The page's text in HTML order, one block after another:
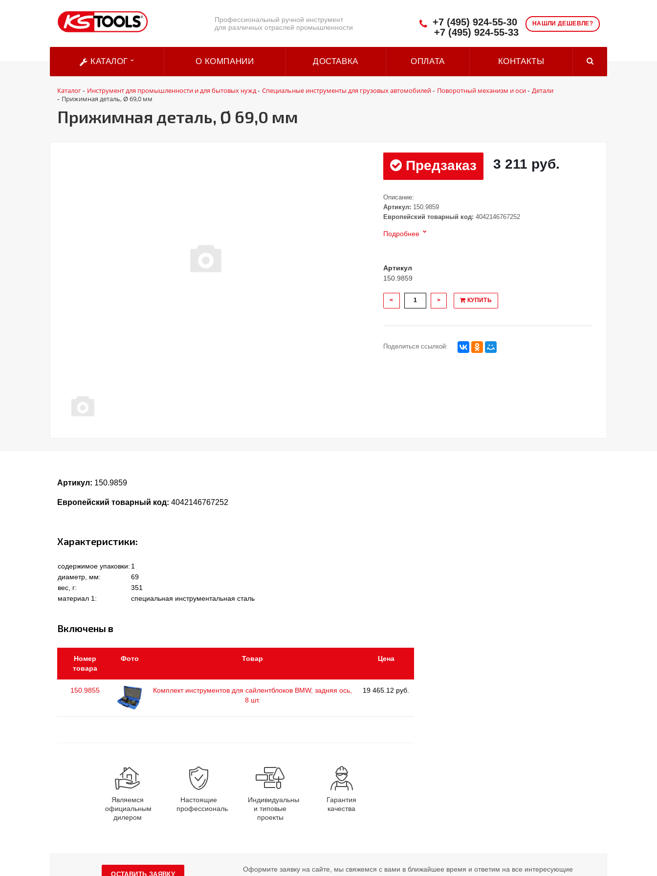
Профессиональный ручной инструмент
для различных отраслей промышленности
НАШЛИ ДЕШЕВЛЕ?
+7 (495) 924-55-30
+7 (495) 924-55-33
КАТАЛОГ О КОМПАНИИ ДОСТАВКА ОПЛАТА КОНТАКТЫ
Каталог- Инструмент для промышленности и для бытовых нужд- Специальные инструменты для грузовых автомобилей- Поворотный механизм и оси- Детали
- Прижимная деталь, Ø 69,0 мм
Прижимная деталь, Ø 69,0 мм
Предзаказ 3 211 руб.
Описание:
Артикул: 150.9859
Европейский товарный код: 4042146767252
Подробнее
Артикул
150.9859
< > КУПИТЬ
Поделиться ссылкой:
Артикул: 150.9859
Европейский товарный код: 4042146767252
Характеристики:
содержимое упаковки: 1
диаметр, мм:
69
вес, г:
351
материал 1:
специальная инструментальная сталь
Включены в
Номер
товара
Фото Товар Цена
150.9855
Комплект инструментов для сайлентблоков BMW, задняя ось,
8 шт.
19 465.12 руб.
Являемся
официальным
дилером
Настоящие
профессионалы
Индивидуальные
и типовые
проекты
Гарантия
качества
ОСТАВИТЬ ЗАЯВКУ
Оформите заявку на сайте, мы свяжемся с вами в ближайшее время и ответим на все интересующие